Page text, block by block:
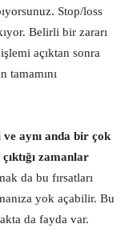
Stop/loss
Belirli bir zararı
açıktan sonra
tamamını
aynı anda bir çok
zamanlar
da bu fırsatları
yok açabilir. Bu
da fayda var.